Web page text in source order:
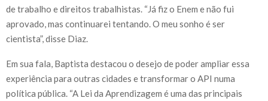
de trabalho e direitos trabalhistas. “Já fiz o Enem e não fui
aprovado, mas continuarei tentando. O meu sonho é ser
cientista”, disse Diaz.
Em sua fala, Baptista destacou o desejo de poder ampliar essa
experiência para outras cidades e transformar o API numa
política pública. “A Lei da Aprendizagem é uma das principais